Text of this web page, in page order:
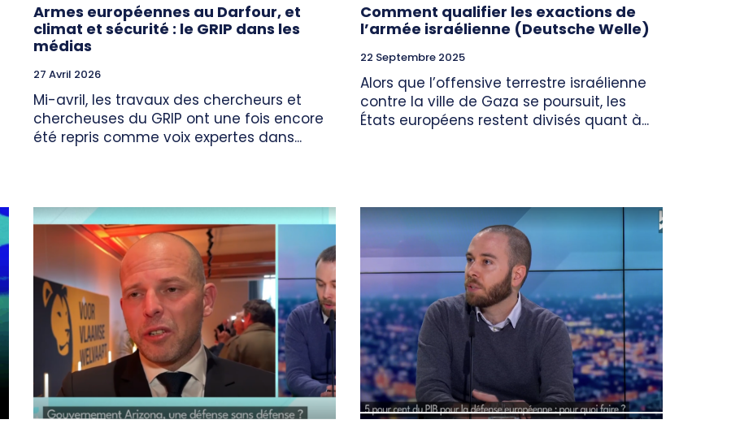
Armes européennes au Darfour, et
climat et sécurité : le GRIP dans les
médias
27 Avril 2026
Mi-avril, les travaux des chercheurs et
chercheuses du GRIP ont une fois encore
été repris comme voix expertes dans...
Comment qualifier les exactions de
l’armée israélienne (Deutsche Welle)
22 Septembre 2025
Alors que l’offensive terrestre israélienne
contre la ville de Gaza se poursuit, les
États européens restent divisés quant à...